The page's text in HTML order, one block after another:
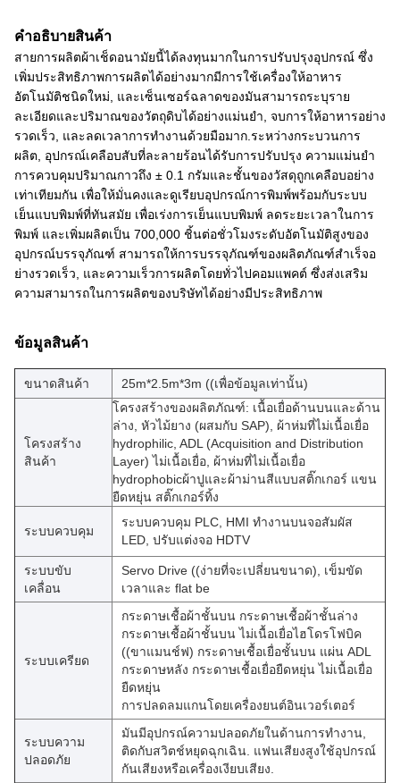
คําอธิบายสินค้า
สายการผลิตผ้าเช็ดอนามัยนี้ได้ลงทุนมากในการปรับปรุงอุปกรณ์ ซึ่ง
เพิ่มประสิทธิภาพการผลิตได้อย่างมากมีการใช้เครื่องให้อาหาร
อัตโนมัติชนิดใหม่, และเซ็นเซอร์ฉลาดของมันสามารถระบุราย
ละเอียดและปริมาณของวัตถุดิบได้อย่างแม่นยํา, จบการให้อาหารอย่าง
รวดเร็ว, และลดเวลาการทํางานด้วยมือมาก.ระหว่างกระบวนการ
ผลิต, อุปกรณ์เคลือบสับที่ละลายร้อนได้รับการปรับปรุง ความแม่นยํา
การควบคุมปริมาณกาวถึง ± 0.1 กรัมและชั้นของวัสดุถูกเคลือบอย่าง
เท่าเทียมกัน เพื่อให้มั่นคงและดูเรียบอุปกรณ์การพิมพ์พร้อมกับระบบ
เย็นแบบพิมพ์ที่ทันสมัย เพื่อเร่งการเย็นแบบพิมพ์ ลดระยะเวลาในการ
พิมพ์ และเพิ่มผลิตเป็น 700,000 ชิ้นต่อชั่วโมงระดับอัตโนมัติสูงของ
อุปกรณ์บรรจุภัณฑ์ สามารถให้การบรรจุภัณฑ์ของผลิตภัณฑ์สําเร็จอ
ย่างรวดเร็ว, และความเร็วการผลิตโดยทั่วไปคอมแพคต์ ซึ่งส่งเสริม
ความสามารถในการผลิตของบริษัทได้อย่างมีประสิทธิภาพ
ข้อมูลสินค้า
ขนาดสินค้า 25m*2.5m*3m ((เพื่อข้อมูลเท่านั้น)
โครงสร้าง
สินค้า
โครงสร้างของผลิตภัณฑ์: เนื้อเยื่อด้านบนและด้าน
ล่าง, หัวไม้ยาง (ผสมกับ SAP), ผ้าห่มที่ไม่เนื้อเยื่อ
hydrophilic, ADL (Acquisition and Distribution
Layer) ไม่เนื้อเยื่อ, ผ้าห่มที่ไม่เนื้อเยื่อ
hydrophobicผ้าปูและผ้าม่านสีแบบสติ๊กเกอร์ แขน
ยืดหยุ่น สติ๊กเกอร์ทิ้ง
ระบบควบคุม
ระบบควบคุม PLC, HMI ทํางานบนจอสัมผัส
LED, ปรับแต่งจอ HDTV
ระบบขับ
เคลื่อน
Servo Drive ((ง่ายที่จะเปลี่ยนขนาด), เข็มขัด
เวลาและ flat be
ระบบเครียด
กระดาษเชื้อผ้าชั้นบน กระดาษเชื้อผ้าชั้นล่าง
กระดาษเชื้อผ้าชั้นบน ไม่เนื้อเยื่อไฮโดรโฟบิค
((ขาแมนช์ฟ) กระดาษเชื้อเยื่อชั้นบน แผ่น ADL
กระดาษหลัง กระดาษเชื้อเยื่อยืดหยุ่น ไม่เนื้อเยื่อ
ยืดหยุ่น
การปลดลมแกนโดยเครื่องยนต์อินเวอร์เตอร์
ระบบความ
ปลอดภัย
มันมีอุปกรณ์ความปลอดภัยในด้านการทํางาน,
ติดกับสวิตช์หยุดฉุกเฉิน. แฟนเสียงสูงใช้อุปกรณ์
กันเสียงหรือเครื่องเงียบเสียง.